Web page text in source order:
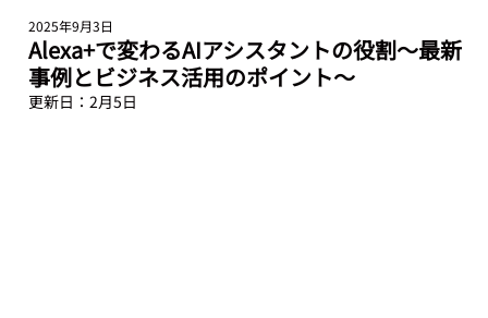
Alexa+で変わるAIアシスタントの役割〜最新
事例とビジネス活用のポイント〜
2025年9月3日
更新日： 2月5日